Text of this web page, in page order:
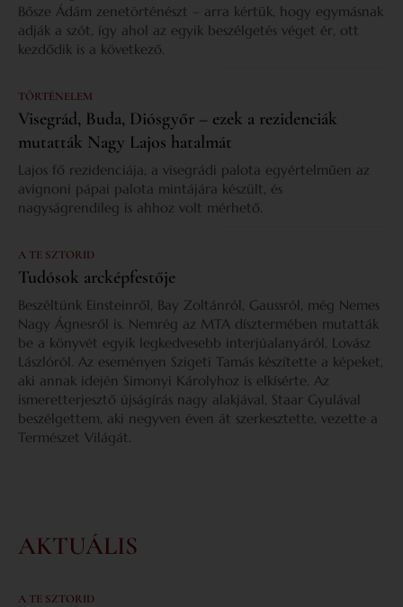
Bősze Ádám zenetörténészt – arra kértük, hogy egymásnak
adják a szót, így ahol az egyik beszélgetés véget ér, ott
kezdődik is a következő.
TÖRTÉNELEM
Visegrád, Buda, Diósgyőr – ezek a rezidenciák
mutatták Nagy Lajos hatalmát
Lajos fő rezidenciája, a visegrádi palota egyértelműen az
avignoni pápai palota mintájára készült, és
nagyságrendileg is ahhoz volt mérhető.
A TE SZTORID
Tudósok arcképfestője
Beszéltünk Einsteinről, Bay Zoltánról, Gaussról, még Nemes
Nagy Ágnesről is. Nemrég az MTA dísztermében mutatták
be a könyvét egyik legkedvesebb interjúalanyáról, Lovász
Lászlóról. Az eseményen Szigeti Tamás készítette a képeket,
aki annak idején Simonyi Károlyhoz is elkísérte. Az
ismeretterjesztő újságírás nagy alakjával, Staar Gyulával
beszélgettem, aki negyven éven át szerkesztette, vezette a
Természet Világát.
AKTUÁLIS
A TE SZTORID